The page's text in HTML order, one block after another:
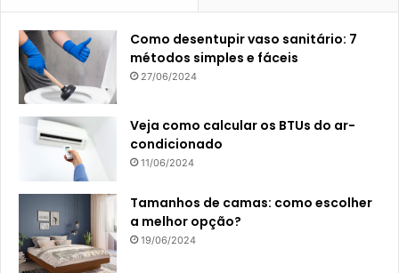
Como desentupir vaso sanitário: 7
métodos simples e fáceis
27/06/2024
Veja como calcular os BTUs do ar-
condicionado
11/06/2024
Tamanhos de camas: como escolher
a melhor opção?
19/06/2024